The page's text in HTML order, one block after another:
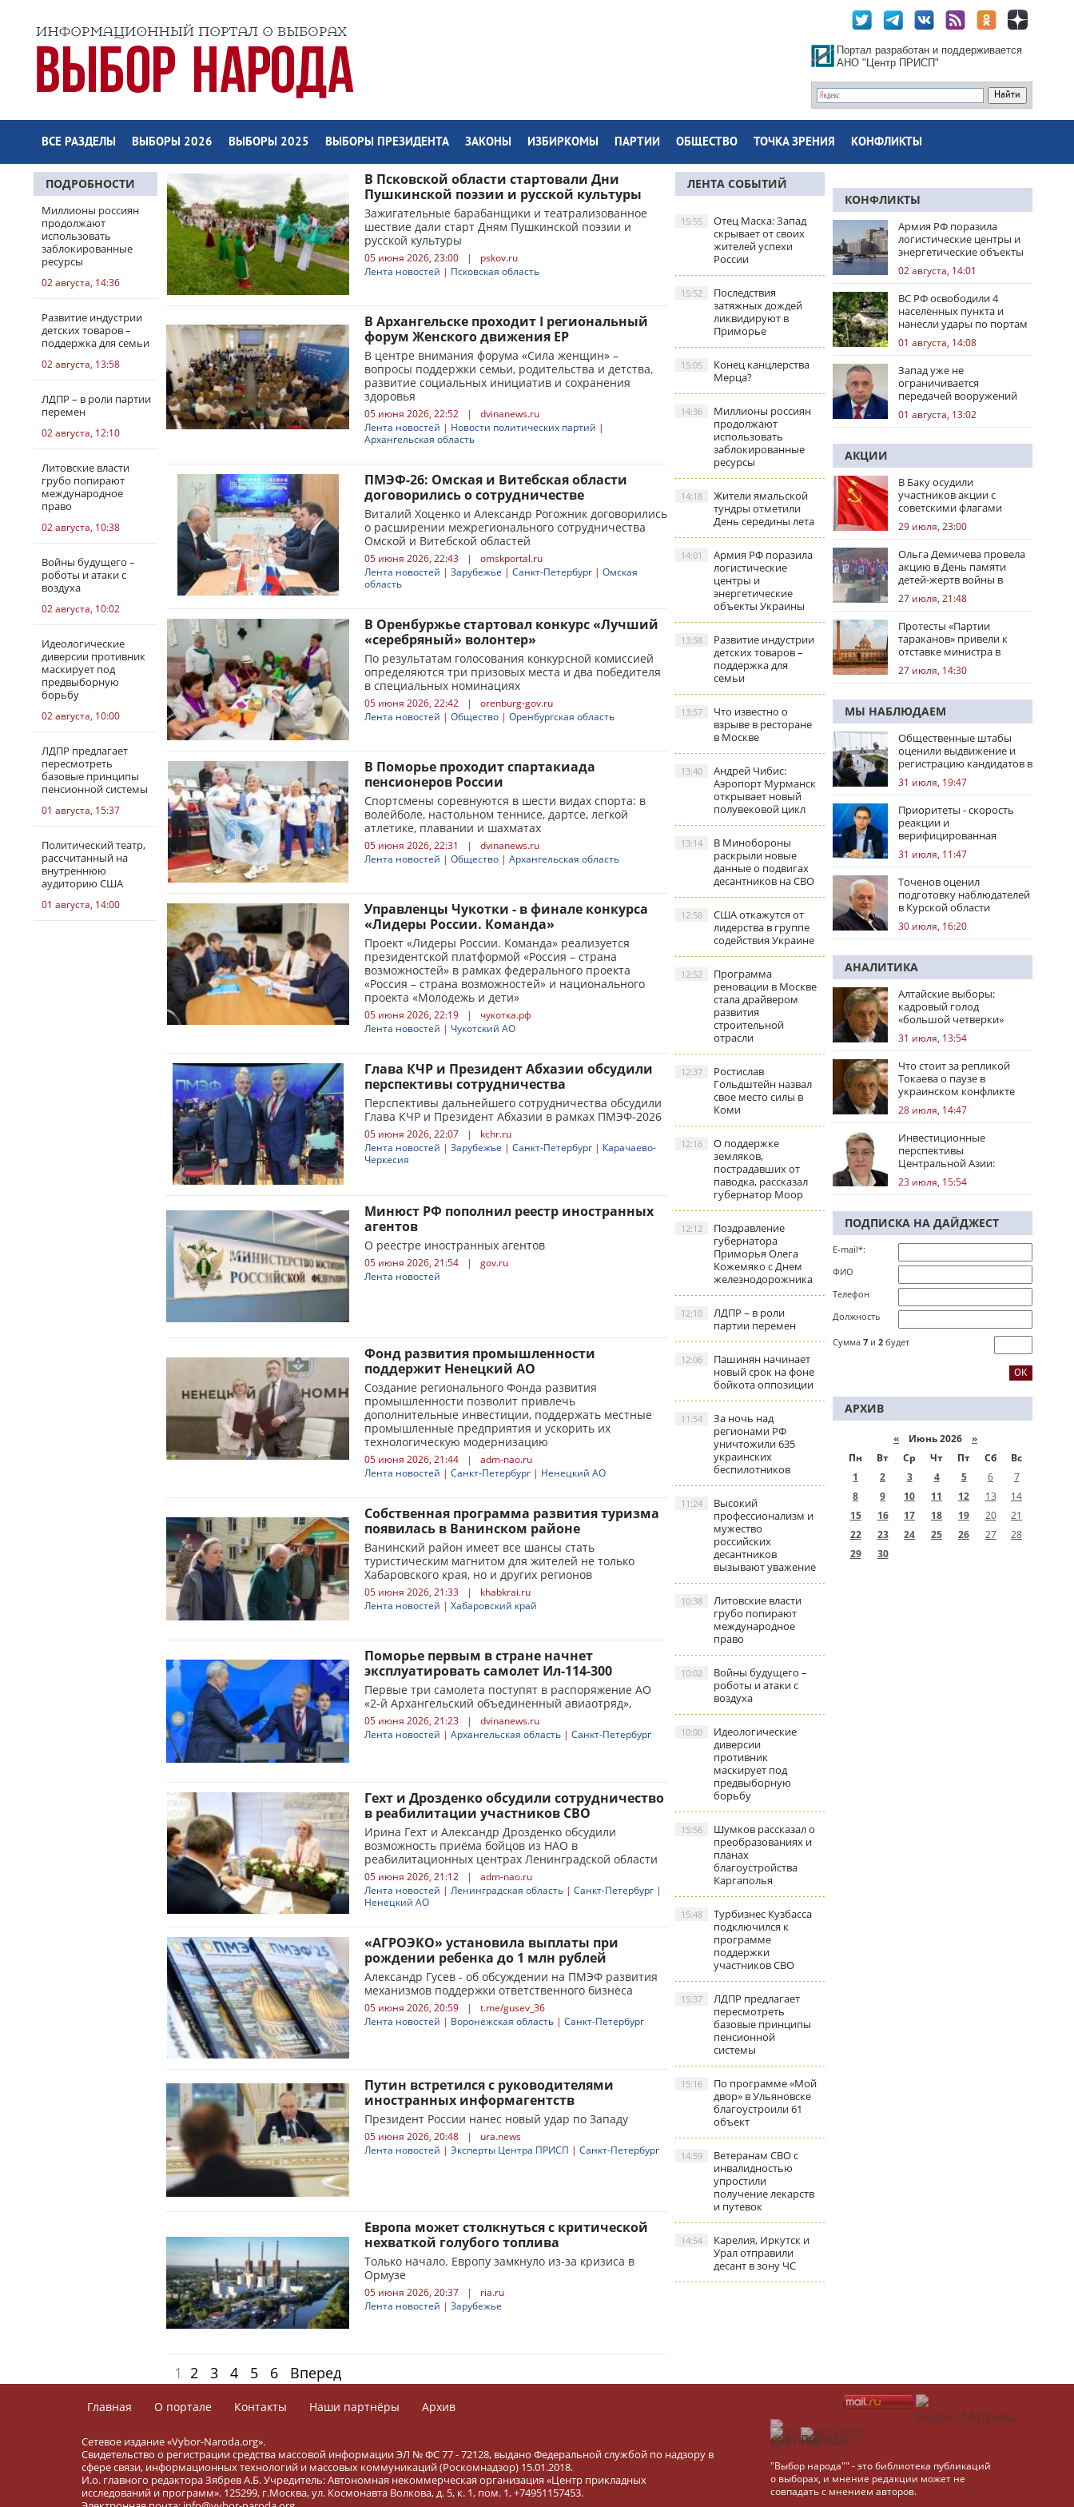
Портал разработан и поддерживается
АНО "Центр ПРИСП"
ВСЕ РАЗДЕЛЫ ВЫБОРЫ 2026 ВЫБОРЫ 2025 ВЫБОРЫ ПРЕЗИДЕНТА ЗАКОНЫ ИЗБИРКОМЫ ПАРТИИ ОБЩЕСТВО ТОЧКА ЗРЕНИЯ КОНФЛИКТЫ
ПОДРОБНОСТИ
Миллионы россиян
продолжают
использовать
заблокированные
ресурсы
02 августа, 14:36
Развитие индустрии
детских товаров –
поддержка для семьи
02 августа, 13:58
ЛДПР – в роли партии
перемен
02 августа, 12:10
Литовские власти
грубо попирают
международное
право
02 августа, 10:38
Войны будущего –
роботы и атаки с
воздуха
02 августа, 10:02
Идеологические
диверсии противник
маскирует под
предвыборную
борьбу
02 августа, 10:00
ЛДПР предлагает
пересмотреть
базовые принципы
пенсионной системы
01 августа, 15:37
Политический театр,
рассчитанный на
внутреннюю
аудиторию США
01 августа, 14:00
В Псковской области стартовали Дни
Пушкинской поэзии и русской культуры
Зажигательные барабанщики и театрализованное
шествие дали старт Дням Пушкинской поэзии и
русской культуры
05 июня 2026, 23:00 |
pskov.ru
Лента новостей | Псковская область
В Архангельске проходит I региональный
форум Женского движения ЕР
В центре внимания форума «Сила женщин» –
вопросы поддержки семьи, родительства и детства,
развитие социальных инициатив и сохранения
здоровья
05 июня 2026, 22:52 |
dvinanews.ru
Лента новостей | Новости политических партий |
Архангельская область
ПМЭФ-26: Омская и Витебская области
договорились о сотрудничестве
Виталий Хоценко и Александр Рогожник договорились
о расширении межрегионального сотрудничества
Омской и Витебской областей
05 июня 2026, 22:43 |
omskportal.ru
Лента новостей | Зарубежье | Санкт-Петербург | Омская
область
В Оренбуржье стартовал конкурс «Лучший
«серебряный» волонтер»
По результатам голосования конкурсной комиссией
определяются три призовых места и два победителя
в специальных номинациях
05 июня 2026, 22:42 |
orenburg-gov.ru
Лента новостей | Общество | Оренбургская область
В Поморье проходит спартакиада
пенсионеров России
Спортсмены соревнуются в шести видах спорта: в
волейболе, настольном теннисе, дартсе, легкой
атлетике, плавании и шахматах
05 июня 2026, 22:31 |
dvinanews.ru
Лента новостей | Общество | Архангельская область
Управленцы Чукотки - в финале конкурса
«Лидеры России. Команда»
Проект «Лидеры России. Команда» реализуется
президентской платформой «Россия – страна
возможностей» в рамках федерального проекта
«Россия – страна возможностей» и национального
проекта «Молодежь и дети»
05 июня 2026, 22:19 |
чукотка.рф
Лента новостей | Чукотский АО
Глава КЧР и Президент Абхазии обсудили
перспективы сотрудничества
Перспективы дальнейшего сотрудничества обсудили
Глава КЧР и Президент Абхазии в рамках ПМЭФ-2026
05 июня 2026, 22:07 |
kchr.ru
Лента новостей | Зарубежье | Санкт-Петербург | Карачаево-
Черкесия
Минюст РФ пополнил реестр иностранных
агентов
О реестре иностранных агентов
05 июня 2026, 21:54 |
gov.ru
Лента новостей
Фонд развития промышленности
поддержит Ненецкий АО
Создание регионального Фонда развития
промышленности позволит привлечь
дополнительные инвестиции, поддержать местные
промышленные предприятия и ускорить их
технологическую модернизацию
05 июня 2026, 21:44 |
adm-nao.ru
Лента новостей | Санкт-Петербург | Ненецкий АО
Собственная программа развития туризма
появилась в Ванинском районе
Ванинский район имеет все шансы стать
туристическим магнитом для жителей не только
Хабаровского края, но и других регионов
05 июня 2026, 21:33 |
khabkrai.ru
Лента новостей | Хабаровский край
Поморье первым в стране начнет
эксплуатировать самолет Ил-114-300
Первые три самолета поступят в распоряжение АО
«2-й Архангельский объединенный авиаотряд»,
05 июня 2026, 21:23 |
dvinanews.ru
Лента новостей | Архангельская область | Санкт-Петербург
Гехт и Дрозденко обсудили сотрудничество
в реабилитации участников СВО
Ирина Гехт и Александр Дрозденко обсудили
возможность приёма бойцов из НАО в
реабилитационных центрах Ленинградской области
05 июня 2026, 21:12 |
adm-nao.ru
Лента новостей | Ленинградская область | Санкт-Петербург |
Ненецкий АО
«АГРОЭКО» установила выплаты при
рождении ребенка до 1 млн рублей
Александр Гусев - об обсуждении на ПМЭФ развития
механизмов поддержки ответственного бизнеса
05 июня 2026, 20:59 |
t.me/gusev_36
Лента новостей | Воронежская область | Санкт-Петербург
Путин встретился с руководителями
иностранных информагентств
Президент России нанес новый удар по Западу
05 июня 2026, 20:48 |
ura.news
Лента новостей | Эксперты Центра ПРИСП | Санкт-Петербург
Европа может столкнуться с критической
нехваткой голубого топлива
Только начало. Европу замкнуло из-за кризиса в
Ормузе
05 июня 2026, 20:37 |
ria.ru
Лента новостей | Зарубежье
1 2 3 4 5 6 Вперед
ЛЕНТА СОБЫТИЙ
Отец Маска: Запад
скрывает от своих
жителей успехи
России
15:55
Последствия
затяжных дождей
ликвидируют в
Приморье
15:52
Конец канцлерства
Мерца?
15:05
Миллионы россиян
продолжают
использовать
заблокированные
ресурсы
14:36
Жители ямальской
тундры отметили
День середины лета
14:18
Армия РФ поразила
логистические
центры и
энергетические
объекты Украины
14:01
Развитие индустрии
детских товаров –
поддержка для
семьи
13:58
Что известно о
взрыве в ресторане
в Москве
13:57
Андрей Чибис:
Аэропорт Мурманск
открывает новый
полувековой цикл
13:40
В Минобороны
раскрыли новые
данные о подвигах
десантников на СВО
13:14
США откажутся от
лидерства в группе
содействия Украине
12:58
Программа
реновации в Москве
стала драйвером
развития
строительной
отрасли
12:52
Ростислав
Гольдштейн назвал
свое место силы в
Коми
12:37
О поддержке
земляков,
пострадавших от
паводка, рассказал
губернатор Моор
12:16
Поздравление
губернатора
Приморья Олега
Кожемяко с Днем
железнодорожника
12:12
ЛДПР – в роли
партии перемен
12:10
Пашинян начинает
новый срок на фоне
бойкота оппозиции
12:06
За ночь над
регионами РФ
уничтожили 635
украинских
беспилотников
11:54
Высокий
профессионализм и
мужество
российских
десантников
вызывают уважение
11:24
Литовские власти
грубо попирают
международное
право
10:38
Войны будущего –
роботы и атаки с
воздуха
10:02
Идеологические
диверсии
противник
маскирует под
предвыборную
борьбу
10:00
Шумков рассказал о
преобразованиях и
планах
благоустройства
Каргаполья
15:56
Турбизнес Кузбасса
подключился к
программе
поддержки
участников СВО
15:48
ЛДПР предлагает
пересмотреть
базовые принципы
пенсионной
системы
15:37
По программе «Мой
двор» в Ульяновске
благоустроили 61
объект
15:16
Ветеранам СВО с
инвалидностью
упростили
получение лекарств
и путевок
14:59
Карелия, Иркутск и
Урал отправили
десант в зону ЧС
14:54
КОНФЛИКТЫ
Армия РФ поразила
логистические центры и
энергетические объекты
Украины
02 августа, 14:01
ВС РФ освободили 4
населенных пункта и
нанесли удары по портам
Одессы
01 августа, 14:08
Запад уже не
ограничивается
передачей вооружений
01 августа, 13:02
АКЦИИ
В Баку осудили
участников акции с
советскими флагами
29 июля, 23:00
Ольга Демичева провела
акцию в День памяти
детей-жертв войны в
Донбассе
27 июля, 21:48
Протесты «Партии
тараканов» привели к
отставке министра в
Индии
27 июля, 14:30
МЫ НАБЛЮДАЕМ
Общественные штабы
оценили выдвижение и
регистрацию кандидатов в
регионах
31 июля, 19:47
Приоритеты - скорость
реакции и
верифицированная
правовая позиция
31 июля, 11:47
Точенов оценил
подготовку наблюдателей
в Курской области
30 июля, 16:20
АНАЛИТИКА
Алтайские выборы:
кадровый голод
«большой четверки»
31 июля, 13:54
Что стоит за репликой
Токаева о паузе в
украинском конфликте
28 июля, 14:47
Инвестиционные
перспективы
Центральной Азии:
региональные тренды
23 июля, 15:54
ПОДПИСКА НА ДАЙДЖЕСТ
E-mail*:
ФИО
Телефон
Должность
Сумма 7 и 2 будет
АРХИВ
« Июнь 2026 »
Пн
Вт Ср Чт Пт Сб
Вс
1
2 3 4 5 6
7
8
9 10 11 12 13
14
15
16 17 18 19 20
21
22
23 24 25 26 27
28
29
30
Главная О портале Контакты Наши партнёры Архив
Сетевое издание «Vybor-Naroda.org».
Свидетельство о регистрации средства массовой информации ЭЛ № ФС 77 - 72128, выдано Федеральной службой по надзору в
сфере связи, информационных технологий и массовых коммуникаций (Роскомнадзор) 15.01.2018.
И.о. главного редактора Зябрев А.Б. Учредитель: Автономная некоммерческая организация «Центр прикладных
исследований и программ». 125299, г.Москва, ул. Космонавта Волкова, д. 5, к. 1, пом. 1, +74951157453.
"Выбор народа"" - это библиотека публикаций
о выборах, и мнение редакции может не
совпадать с мнением авторов.